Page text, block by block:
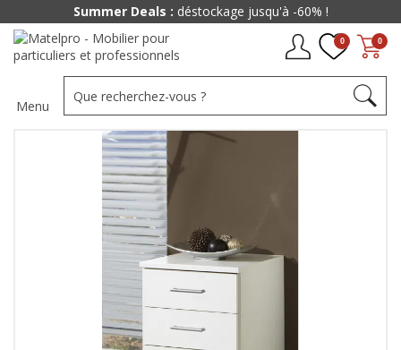
0
0
Menu
Summer Deals : déstockage jusqu'à -60% !